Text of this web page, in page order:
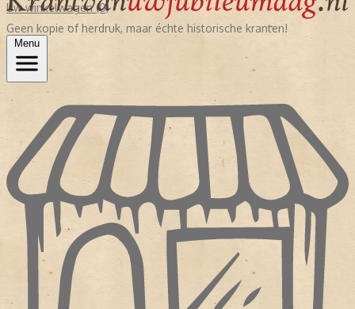
Uw winkelwagen (0)
Geen kopie of herdruk, maar échte historische kranten!
Menu